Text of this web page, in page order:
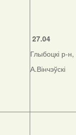
27.04
Глыбоцкі р-н,
А.Вінчэўскі